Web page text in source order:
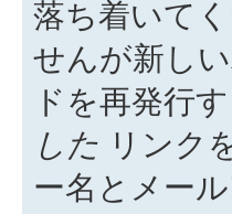
落ち着いて
せんが新し
ドを再発行
した リンク
ー名とメー